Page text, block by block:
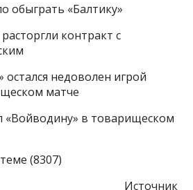
обыграть «Балтику»
контракт с
остался недоволен игрой
матче
«Войводину» в товарищеском
(8307)
Источник